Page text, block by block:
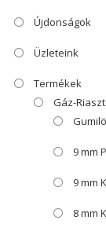
Újdonságok
Üzleteink
Termékek
Gáz-
9 mm
9 mm
8 mm